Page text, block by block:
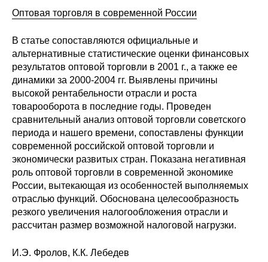
Регулярные прогнозы
Квартальный прогноз
Краткосрочный прогноз
Оценка индекса промышленного
производства
Российская Система Климатического
Мониторинга
Центр «Климатическая политика и
экономика России»
Образование и карьера
Кафедра МФТИ
Оптовая торговля в современной России
В статье сопоставляются официальные и
альтернативные статистические оценки финансовых
результатов оптовой торговли в 2001 г., а также ее
динамики за 2000-2004 гг. Выявлены причины
высокой рентабельности отрасли и роста
товарооборота в последние годы. Проведен
сравнительный анализ оптовой торговли советского
периода и нашего времени, сопоставлены функции
современной российской оптовой торговли и
экономически развитых стран. Показана негативная
роль оптовой торговли в современной экономике
России, вытекающая из особенностей выполняемых
отраслью функций. Обоснована целесообразность
резкого увеличения налогообложения отрасли и
рассчитан размер возможной налоговой нагрузки.
И.Э. Фролов, К.К. Лебедев